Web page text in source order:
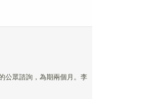
公眾諮詢，為期兩個月。李